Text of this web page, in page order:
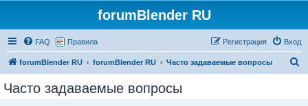
forumBlender RU
FAQ Правила Вход
Регистрация
forumBlender RU forumBlender RU Часто задаваемые вопросы
Часто задаваемые вопросы